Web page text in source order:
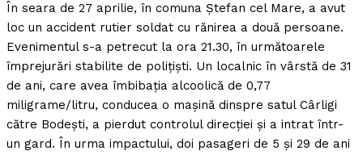
În seara de 27 aprilie, în comuna Ştefan cel Mare, a avut
loc un accident rutier soldat cu rănirea a două persoane.
Evenimentul s-a petrecut la ora 21.30, în următoarele
împrejurări stabilite de poliţişti. Un localnic în vârstă de 31
de ani, care avea îmbibaţia alcoolică de 0,77
miligrame/litru, conducea o maşină dinspre satul Cârligi
către Bodeşti, a pierdut controlul direcţiei şi a intrat într-
un gard. În urma impactului, doi pasageri de 5 şi 29 de ani